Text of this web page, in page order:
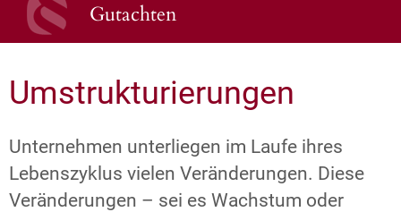
Gutachten
Umstrukturierungen
Unternehmen unterliegen im Laufe ihres
Lebenszyklus vielen Veränderungen. Diese
Veränderungen – sei es Wachstum oder